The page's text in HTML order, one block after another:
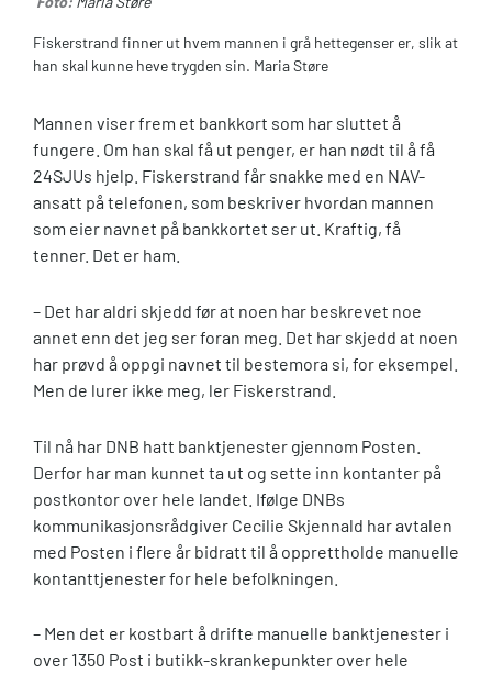
Fiskerstrand finner ut hvem mannen i grå hettegenser er, slik at
han skal kunne heve trygden sin. Maria Støre
Mannen viser frem et bankkort som har sluttet å
fungere. Om han skal få ut penger, er han nødt til å få
24SJUs hjelp. Fiskerstrand får snakke med en NAV-
ansatt på telefonen, som beskriver hvordan mannen
som eier navnet på bankkortet ser ut. Kraftig, få
tenner. Det er ham.
– Det har aldri skjedd før at noen har beskrevet noe
annet enn det jeg ser foran meg. Det har skjedd at noen
har prøvd å oppgi navnet til bestemora si, for eksempel.
Men de lurer ikke meg, ler Fiskerstrand.
Til nå har DNB hatt banktjenester gjennom Posten.
Derfor har man kunnet ta ut og sette inn kontanter på
postkontor over hele landet. Ifølge DNBs
kommunikasjonsrådgiver Cecilie Skjennald har avtalen
med Posten i flere år bidratt til å opprettholde manuelle
kontanttjenester for hele befolkningen.
– Men det er kostbart å drifte manuelle banktjenester i
over 1350 Post i butikk-skrankepunkter over hele